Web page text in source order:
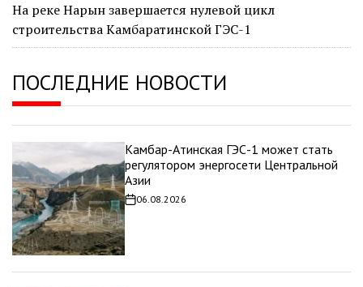
На реке Нарын завершается нулевой цикл
строительства Камбаратинской ГЭС-1
ПОСЛЕДНИЕ НОВОСТИ
Камбар-Атинская ГЭС-1 может стать
регулятором энергосети Центральной
Азии
Дата
записи
06.08.2026